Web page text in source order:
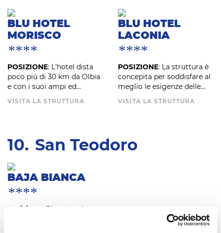
BLU HOTEL
MORISCO
****
POSIZIONE: L'hotel dista
poco più di 30 km da Olbia
e con i suoi ampi ed...
VISITA LA STRUTTURA
BLU HOTEL
LACONIA
****
POSIZIONE: La struttura è
concepita per soddisfare al
meglio le esigenze delle...
VISITA LA STRUTTURA
10. San Teodoro
BAJA BIANCA
****
Posizione: